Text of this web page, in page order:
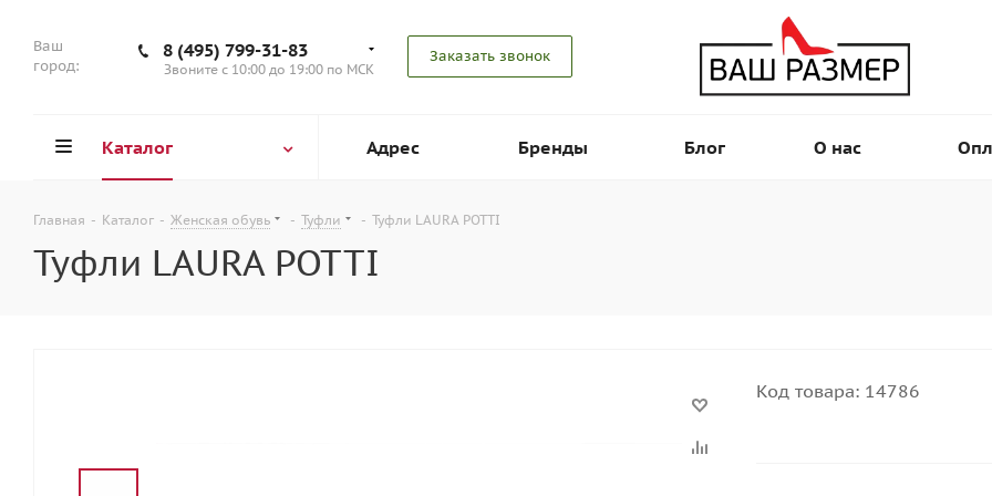
Ваш
город:
8 (495) 799-31-83
Звоните с 10:00 до 19:00 по МСК
Заказать звонок
Каталог Адрес Бренды Блог О нас
Главная - Каталог - Женская обувь - Туфли - Туфли LAURA POTTI
Туфли LAURA POTTI
Код товара: 14786